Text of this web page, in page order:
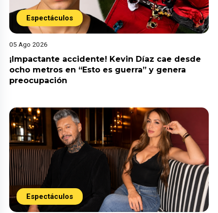
Espectáculos
05 Ago 2026
¡Impactante accidente! Kevin Díaz cae desde
ocho metros en “Esto es guerra” y genera
preocupación
Espectáculos